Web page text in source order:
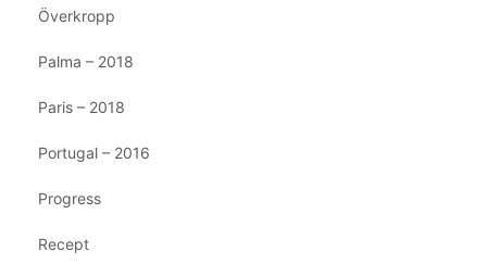
Överkropp
Palma – 2018
Paris – 2018
Portugal – 2016
Progress
Recept